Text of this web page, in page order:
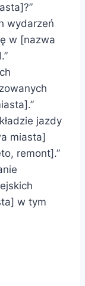
wydarzeń
w [nazwa
jazdy
miasta]
remont].”
w tym